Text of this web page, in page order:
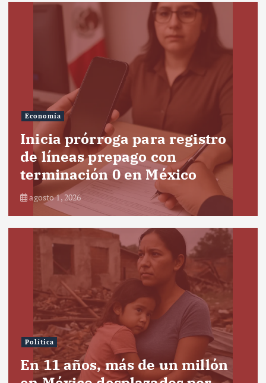
Economía
Inicia prórroga para registro
de líneas prepago con
terminación 0 en México
agosto 1, 2026
Política
En 11 años, más de un millón